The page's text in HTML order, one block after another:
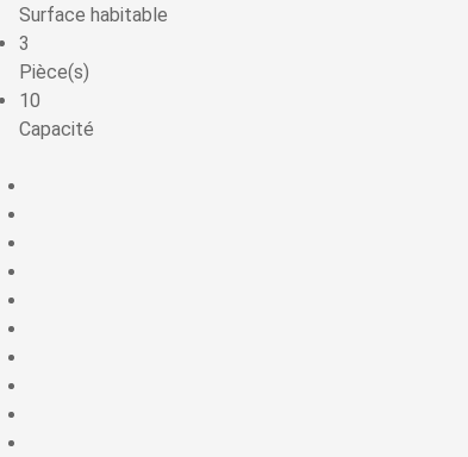
Surface habitable
3
Pièce(s)
10
Capacité